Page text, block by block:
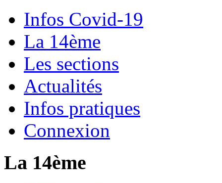
Infos Covid-19
La 14ème
Les sections
Actualités
Infos pratiques
Connexion
La 14ème